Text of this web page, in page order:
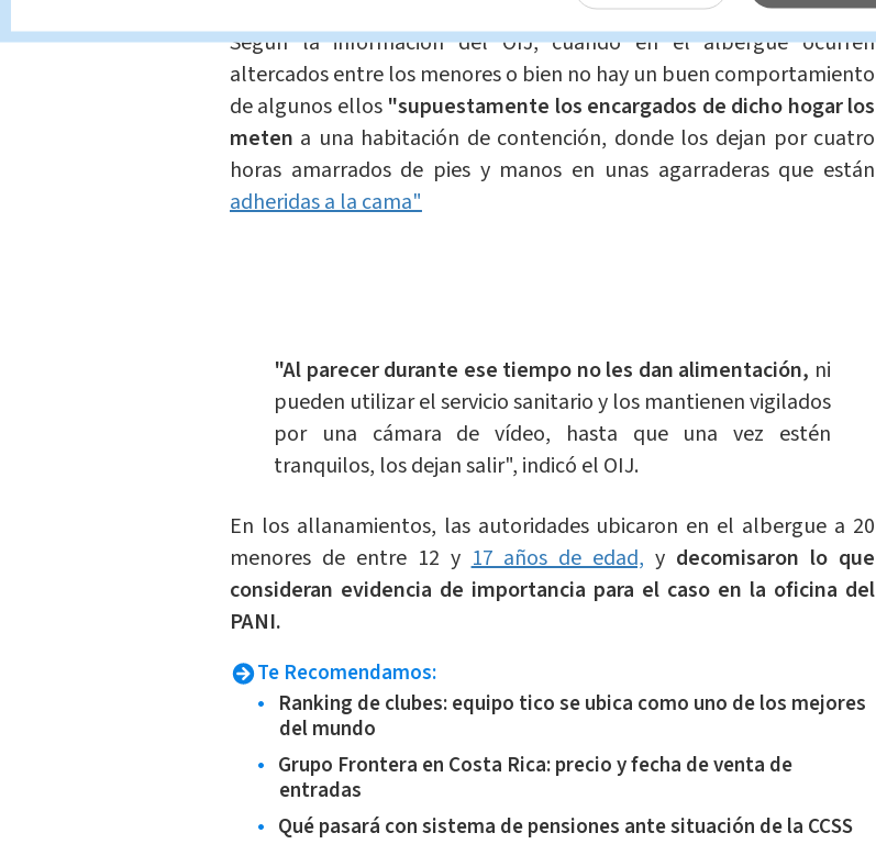
Según la información del OIJ, cuando en el albergue ocurren
altercados entre los menores o bien no hay un buen comportamiento
de algunos ellos "supuestamente los encargados de dicho hogar los
meten a una habitación de contención, donde los dejan por cuatro
horas amarrados de pies y manos en unas agarraderas que están
adheridas a la cama"
"Al parecer durante ese tiempo no les dan alimentación, ni
pueden utilizar el servicio sanitario y los mantienen vigilados
por una cámara de vídeo, hasta que una vez estén
tranquilos, los dejan salir", indicó el OIJ.
En los allanamientos, las autoridades ubicaron en el albergue a 20
menores de entre 12 y17 años de edad, y decomisaron lo que
consideran evidencia de importancia para el caso en la oficina del
PANI.
Te Recomendamos:
Ranking de clubes: equipo tico se ubica como uno de los mejores
del mundo
Grupo Frontera en Costa Rica: precio y fecha de venta de
entradas
Qué pasará con sistema de pensiones ante situación de la CCSS